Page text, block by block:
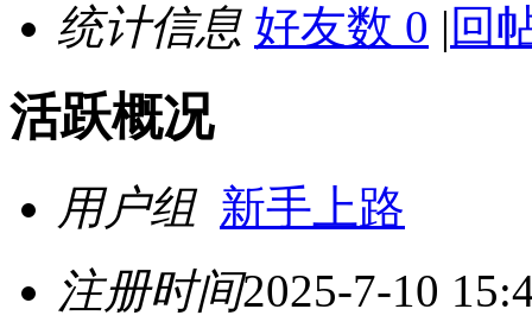
统计信息 好友数 0 | 回
活跃概况
用户组 新手上路
注册时间2025-7-10